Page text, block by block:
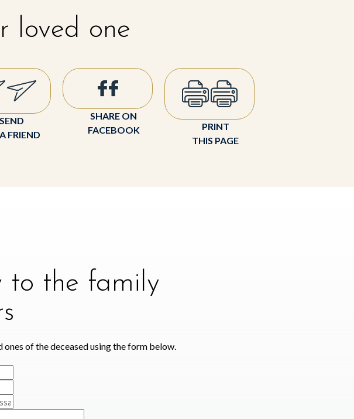
loved one
SEND
FRIEND
SHARE ON
FACEBOOK
PRINT
THIS PAGE
to the family
ones of the deceased using the form below.